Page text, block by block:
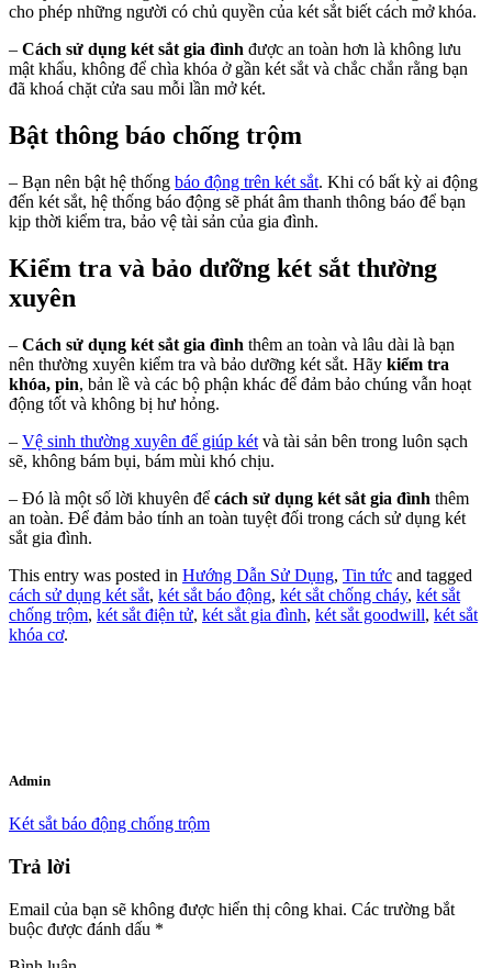
cho phép những người có chủ quyền của két sắt biết cách mở khóa.
– Cách sử dụng két sắt gia đình được an toàn hơn là không lưu
mật khẩu, không để chìa khóa ở gần két sắt và chắc chắn rằng bạn
đã khoá chặt cửa sau mỗi lần mở két.
Bật thông báo chống trộm
– Bạn nên bật hệ thống báo động trên két sắt. Khi có bất kỳ ai động
đến két sắt, hệ thống báo động sẽ phát âm thanh thông báo để bạn
kịp thời kiểm tra, bảo vệ tài sản của gia đình.
Kiểm tra và bảo dưỡng két sắt thường
xuyên
– Cách sử dụng két sắt gia đình thêm an toàn và lâu dài là bạn
nên thường xuyên kiểm tra và bảo dưỡng két sắt. Hãy kiểm tra
khóa, pin, bản lề và các bộ phận khác để đảm bảo chúng vẫn hoạt
động tốt và không bị hư hỏng.
– Vệ sinh thường xuyên để giúp két và tài sản bên trong luôn sạch
sẽ, không bám bụi, bám mùi khó chịu.
– Đó là một số lời khuyên để cách sử dụng két sắt gia đình thêm
an toàn. Để đảm bảo tính an toàn tuyệt đối trong cách sử dụng két
sắt gia đình.
This entry was posted in Hướng Dẫn Sử Dụng, Tin tức and tagged
cách sử dụng két sắt, két sắt báo động, két sắt chống cháy, két sắt
chống trộm, két sắt điện tử, két sắt gia đình, két sắt goodwill, két sắt
khóa cơ.
Admin
Két sắt báo động chống trộm
Trả lời
Email của bạn sẽ không được hiển thị công khai. Các trường bắt
buộc được đánh dấu *